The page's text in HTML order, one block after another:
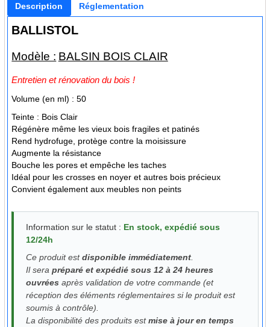
Description Réglementation
BALLISTOL
Modèle : BALSIN BOIS CLAIR
Entretien et rénovation du bois !
Volume (en ml) : 50
Teinte : Bois Clair
Régénère même les vieux bois fragiles et patinés
Rend hydrofuge, protège contre la moisissure
Augmente la résistance
Bouche les pores et empêche les taches
Idéal pour les crosses en noyer et autres bois précieux
Convient également aux meubles non peints
Information sur le statut : En stock, expédié sous
12/24h
Ce produit estdisponible immédiatement
Il serapréparé et expédié sous 12 à 24 heures
ouvrées après validation de votre commande (et
réception des éléments réglementaires si le produit est
soumis à contrôle).
La disponibilité des produits estmise à jour en temps